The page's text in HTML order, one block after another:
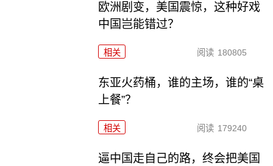
欧洲剧变，美国震惊，这种好戏
中国岂能错过？
相关 阅读 180805
东亚火药桶，谁的主场，谁的“桌
上餐”？
相关 阅读 179240
逼中国走自己的路，终会把美国